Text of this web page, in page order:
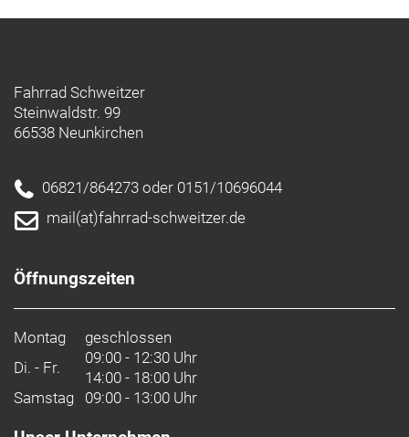
Fahrrad Schweitzer
Steinwaldstr. 99
66538 Neunkirchen
06821/864273 oder 0151/10696044
mail(at)fahrrad-schweitzer.de
Öffnungszeiten
Montag
geschlossen
Di. - Fr.
09:00 - 12:30 Uhr
14:00 - 18:00 Uhr
Samstag 09:00 - 13:00 Uhr